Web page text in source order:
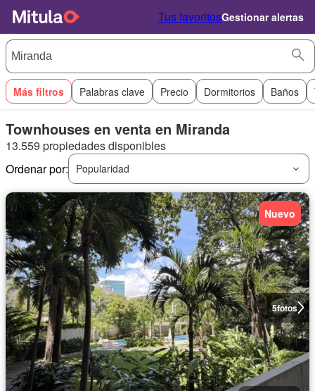
Tus favoritosGestionar alertas
Más filtros Palabras clave Precio Dormitorios Baños
Townhouses en venta en Miranda
13.559 propiedades disponibles
Ordenar por:
Popularidad
5fotos
Nuevo